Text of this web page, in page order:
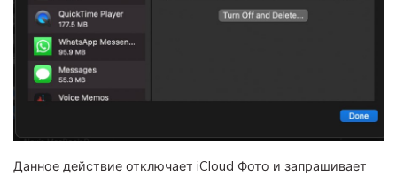
Данное действие отключает iCloud Фото и запрашивает